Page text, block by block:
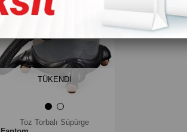
TÜKENDI
Toz Torbalı Süpürge